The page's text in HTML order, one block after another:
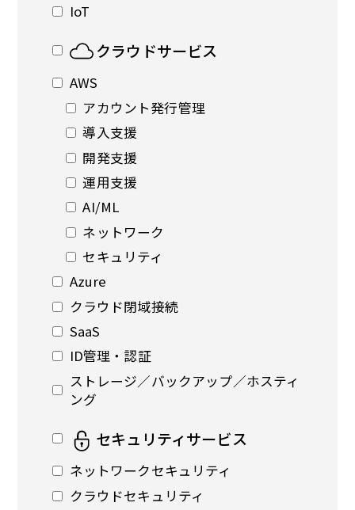
IoT
クラウドサービス
AWS
アカウント発行管理
導入支援
開発支援
運用支援
AI/ML
ネットワーク
セキュリティ
Azure
クラウド閉域接続
SaaS
ID管理・認証
ストレージ／バックアップ／ホスティ
ング
セキュリティサービス
ネットワークセキュリティ
クラウドセキュリティ